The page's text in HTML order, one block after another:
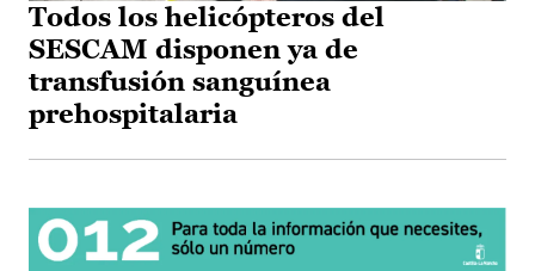
Todos los helicópteros del
SESCAM disponen ya de
transfusión sanguínea
prehospitalaria